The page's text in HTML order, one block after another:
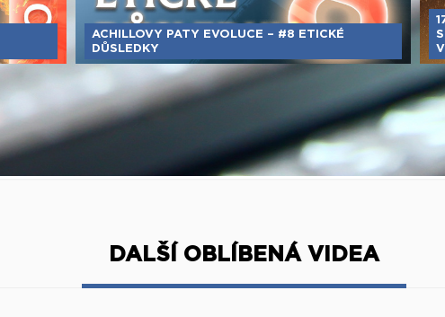
ACHILLOVY PATY EVOLUCE – #8 ETICKÉ
DŮSLEDKY
DALŠÍ OBLÍBENÁ VIDEA